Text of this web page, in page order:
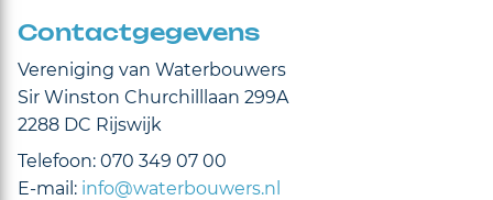
Contactgegevens
Vereniging van Waterbouwers
Sir Winston Churchilllaan 299A
2288 DC Rijswijk
Telefoon: 070 349 07 00
E-mail: info@waterbouwers.nl